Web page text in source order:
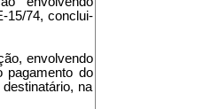
15/74, conclui-
envolvendo
pagamento do
na